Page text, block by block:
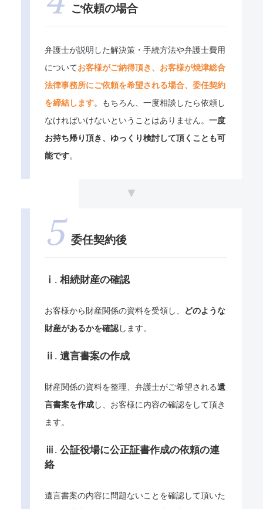
ご依頼の場合
弁護士が説明した解決策・手続方法や弁護士費用
についてお客様がご納得頂き、お客様が焼津総合
法律事務所にご依頼を希望される場合、委任契約
を締結します。もちろん、一度相談したら依頼し
なければいけないということはありません。 一度
お持ち帰り頂き、ゆっくり検討して頂くことも可
能です。
委任契約後
ⅰ. 相続財産の確認
お客様から財産関係の資料を受領し、
どのような
財産があるかを確認します。
ⅱ. 遺言書案の作成
財産関係の資料を整理、弁護士がご希望される遺
言書案を作成し、お客様に内容の確認をして頂き
ます。
ⅲ. 公証役場に公正証書作成の依頼の連
絡
遺言書案の内容に問題ないことを確認して頂いた